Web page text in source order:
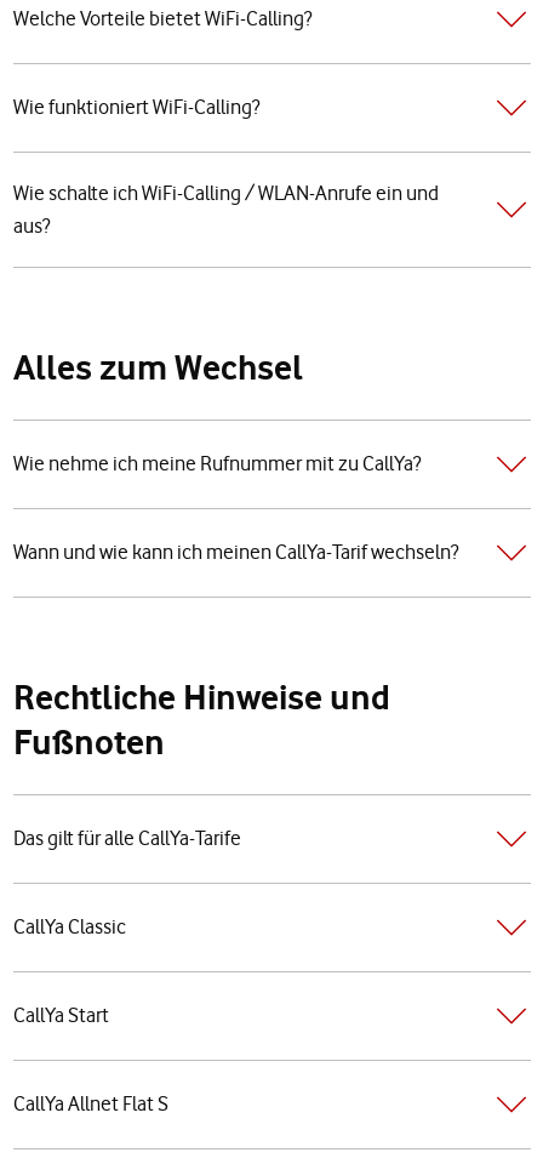
Welche Vorteile bietet WiFi-Calling?
Wie funktioniert WiFi-Calling?
Wie schalte ich WiFi-Calling / WLAN-Anrufe ein und
aus?
Alles zum Wechsel
Wie nehme ich meine Rufnummer mit zu CallYa?
Wann und wie kann ich meinen CallYa-Tarif wechseln?
Rechtliche Hinweise und
Fußnoten
Das gilt für alle CallYa-Tarife
CallYa Classic
CallYa Start
CallYa Allnet Flat S